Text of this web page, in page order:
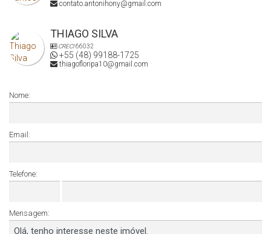
contato.antonihony@gmail.com
THIAGO SILVA
CRECI66032
+55 (48) 99188-1725
thiagofloripa10@gmail.com
Nome:
Email:
Telefone:
Mensagem: